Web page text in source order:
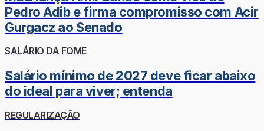
Pedro Adib e firma compromisso com Acir
Gurgacz ao Senado
SALÁRIO DA FOME
Salário mínimo de 2027 deve ficar abaixo
do ideal para viver; entenda
REGULARIZAÇÃO